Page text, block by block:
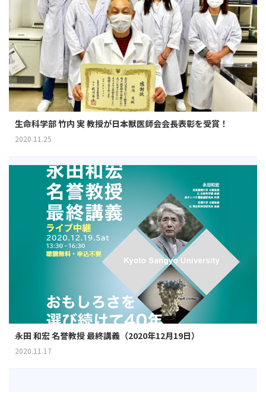
生命科学部 竹内 実 教授が日本獣医師会会長表彰を受賞！
2020.11.25
永田 和宏 名誉教授 最終講義（2020年12月19日）
2020.11.17